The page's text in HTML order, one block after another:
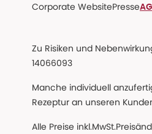
Corporate WebsitePresse
Zu Risiken und
14066093
Manche individuell
Rezeptur an unseren
Alle Preise